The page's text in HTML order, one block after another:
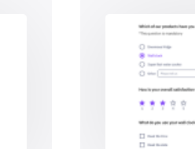
Phone
Text
Parent